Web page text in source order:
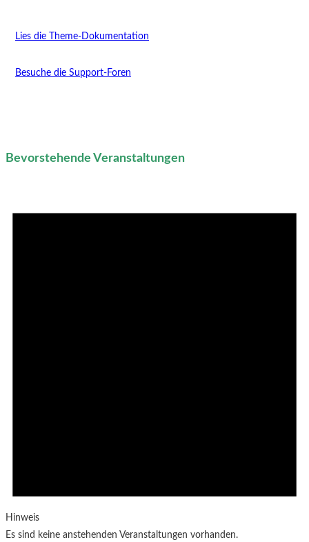
Lies die Theme-Dokumentation
Besuche die Support-Foren
Bevorstehende Veranstaltungen
Hinweis
Es sind keine anstehenden Veranstaltungen vorhanden.